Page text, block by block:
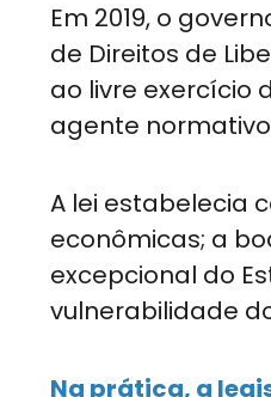
Em 2019, o
de Direitos de
ao livre exercício
agente
A lei estabelecia
econômicas; a
excepcional do
vulnerabilidade
Na prática, a